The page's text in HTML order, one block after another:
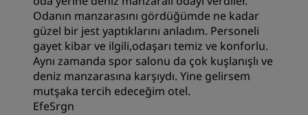
Odanın manzarasını gördüğümde ne kadar
güzel bir jest yaptıklarını anladım. Personeli
gayet kibar ve ilgili,odaşarı temiz ve konforlu.
Aynı zamanda spor salonu da çok kuşlanışlı ve
deniz manzarasına karşıydı. Yine gelirsem
mutşaka tercih edeceğim otel.
EfeSrgn